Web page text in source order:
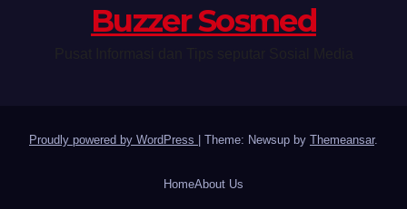
Buzzer Sosmed
Proudly powered by WordPress Theme: Newsup by Themeansar.
HomeAbout Us